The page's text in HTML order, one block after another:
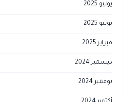
يوليو 2025
يونيو 2025
فبراير 2025
ديسمبر 2024
نوفمبر 2024